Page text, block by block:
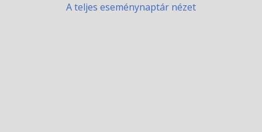
A teljes eseménynaptár nézet